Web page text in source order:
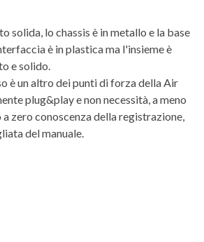
solida, lo chassis è in metallo e la base
è in plastica ma l'insieme è
e solido.
è un altro dei punti di forza della Air
plug&play e non necessità, a meno
zero conoscenza della registrazione,
del manuale.